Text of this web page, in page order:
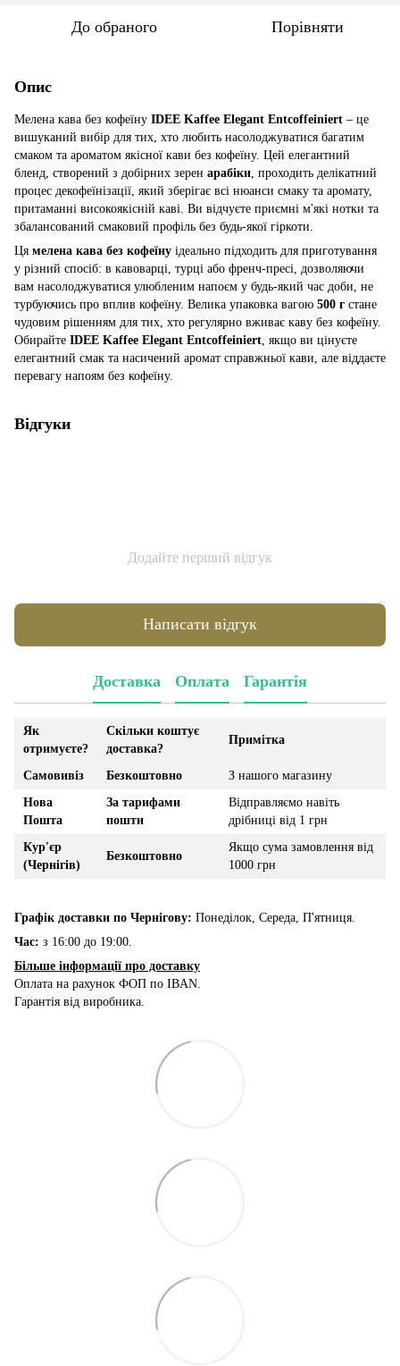
До обраного Порівняти
Опис
Мелена кава без кофеїну IDEE Kaffee Elegant Entcoffeiniert – це
вишуканий вибір для тих, хто любить насолоджуватися багатим
смаком та ароматом якісної кави без кофеїну. Цей елегантний
бленд, створений з добірних зерен арабіки , проходить делікатний
процес декофеїнізації, який зберігає всі нюанси смаку та аромату,
притаманні високоякісній каві. Ви відчуєте приємні м'які нотки та
збалансований смаковий профіль без будь-якої гіркоти.
Ця мелена кава без кофеїну ідеально підходить для приготування
у різний спосіб: в кавоварці, турці або френч-пресі, дозволяючи
вам насолоджуватися улюбленим напоєм у будь-який час доби, не
турбуючись про вплив кофеїну. Велика упаковка вагою 500 г стане
чудовим рішенням для тих, хто регулярно вживає каву без кофеїну.
Обирайте IDEE Kaffee Elegant Entcoffeiniert , якщо ви цінуєте
елегантний смак та насичений аромат справжньої кави, але віддаєте
перевагу напоям без кофеїну.
Відгуки
Додайте перший відгук
Написати відгук
Доставка Оплата Гарантія
Як
отримуєте?
Скільки коштує
доставка?
Примітка
Самовивіз Безкоштовно
З нашого магазину
Нова
Пошта
За тарифами
пошти
Відправляємо навіть
дрібниці від 1 грн
Кур'єр
(Чернігів)
Безкоштовно
Якщо сума замовлення від
1000 грн
Графік доставки по Чернігову: Понеділок, Середа, П'ятниця.
Час: з 16:00 до 19:00.
Більше інформації про доставку
Оплата на рахунок ФОП по IBAN.
Гарантія від виробника.